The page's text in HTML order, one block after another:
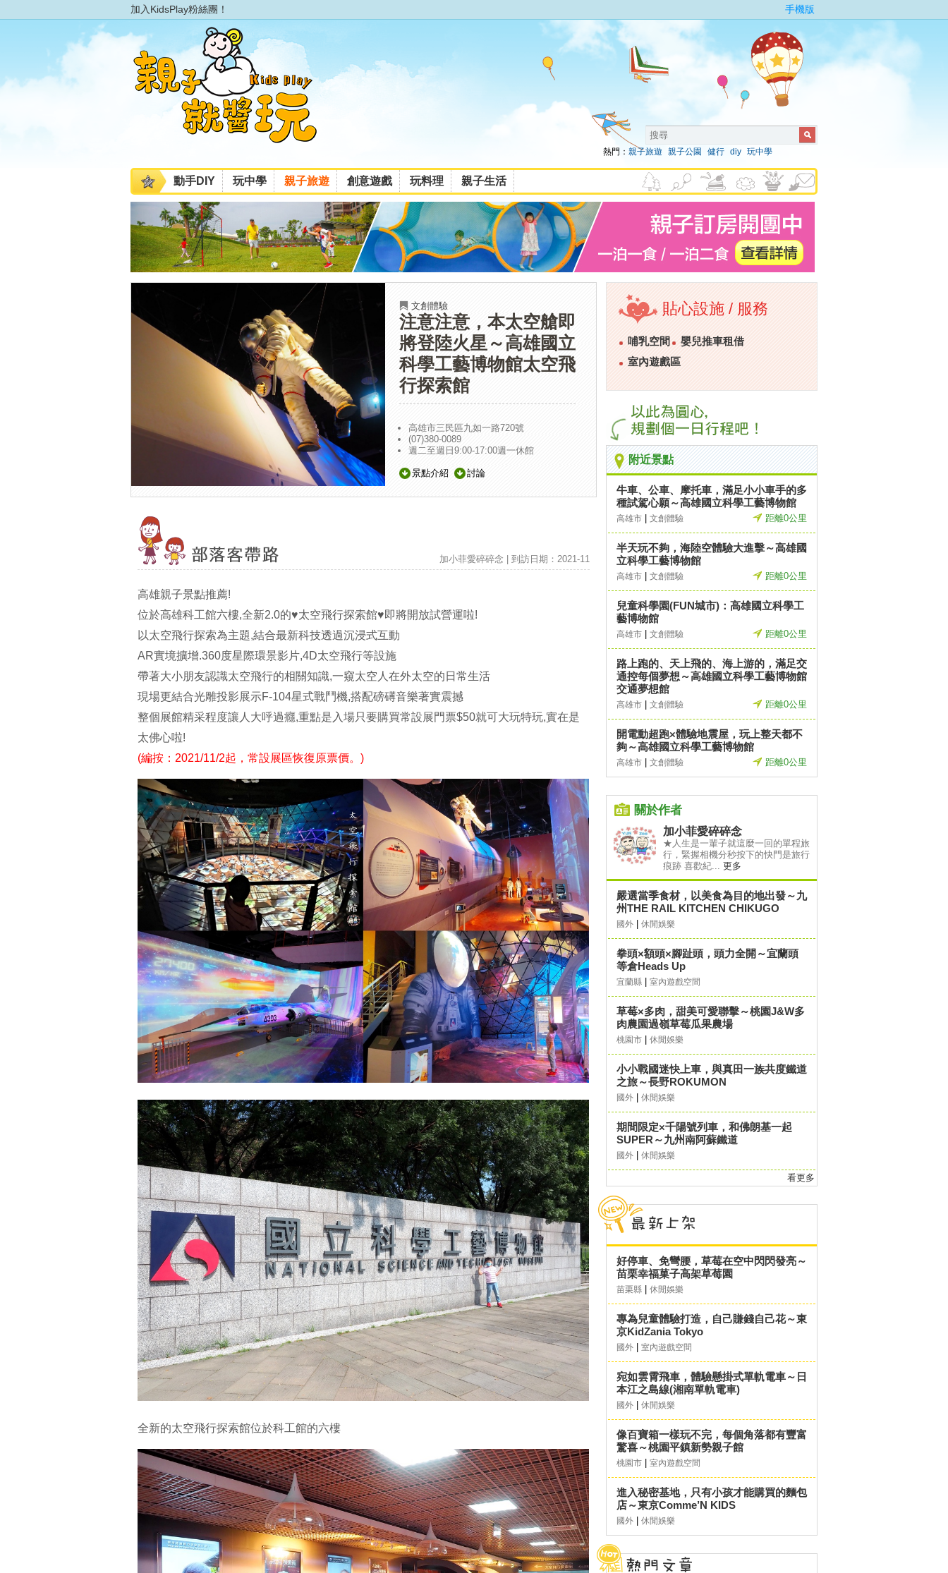
加入KidsPlay粉絲團！ 手機版
熱門： 親子旅遊 親子公園 健行 diy 玩中學
動手DIY 玩中學 親子旅遊 創意遊戲 玩料理 親子生活
文創體驗
注意注意，本太空艙即
將登陸火星～高雄國立
科學工藝博物館太空飛
行探索館
高雄市三民區九如一路720號
(07)380-0089
週二至週日9:00-17:00週一休館
景點介紹 討論
加小菲愛碎碎念 | 到訪日期：2021-11
高雄親子景點推薦!
位於高雄科工館六樓,全新2.0的♥太空飛行探索館♥即將開放試營運啦!
以太空飛行探索為主題,結合最新科技透過沉浸式互動
AR實境擴增.360度星際環景影片,4D太空飛行等設施
帶著大小朋友認識太空飛行的相關知識,一窺太空人在外太空的日常生活
現場更結合光雕投影展示F-104星式戰鬥機,搭配磅礡音樂著實震撼
整個展館精采程度讓人大呼過癮,重點是入場只要購買常設展門票$50就可大玩特玩,實在是
太佛心啦!
(編按：2021/11/2起，常設展區恢復原票價。)
全新的太空飛行探索館位於科工館的六樓
貼心設施 / 服務
哺乳空間
嬰兒推車租借
室內遊戲區
附近景點
牛車、公車、摩托車，滿足小小車手的多
種試駕心願～高雄國立科學工藝博物館
高雄市 文創體驗 距離0公里
半天玩不夠，海陸空體驗大進擊～高雄國
立科學工藝博物館
高雄市 文創體驗 距離0公里
兒童科學園(FUN城市)：高雄國立科學工
藝博物館
高雄市 文創體驗 距離0公里
路上跑的、天上飛的、海上游的，滿足交
通控每個夢想～高雄國立科學工藝博物館
交通夢想館
高雄市 文創體驗 距離0公里
開電動超跑×體驗地震屋，玩上整天都不
夠～高雄國立科學工藝博物館
高雄市 文創體驗 距離0公里
關於作者
加小菲愛碎碎念
★人生是一輩子就這麼一回的單程旅
行，緊握相機分秒按下的快門是旅行
痕跡 喜歡紀... 更多
嚴選當季食材，以美食為目的地出發～九
州THE RAIL KITCHEN CHIKUGO
國外 休閒娛樂
拳頭×額頭×腳趾頭，頭力全開～宜蘭頭
等倉Heads Up
宜蘭縣 室內遊戲空間
草莓×多肉，甜美可愛聯擊～桃園J&W多
肉農園過嶺草莓瓜果農場
桃園市 休閒娛樂
小小戰國迷快上車，與真田一族共度鐵道
之旅～長野ROKUMON
國外 休閒娛樂
期間限定×千陽號列車，和佛朗基一起
SUPER～九州南阿蘇鐵道
國外 休閒娛樂
看更多
好停車、免彎腰，草莓在空中閃閃發亮～
苗栗幸福菓子高架草莓園
苗栗縣 休閒娛樂
專為兒童體驗打造，自己賺錢自己花～東
京KidZania Tokyo
國外 室內遊戲空間
宛如雲霄飛車，體驗懸掛式單軌電車～日
本江之島線(湘南單軌電車)
國外 休閒娛樂
像百寶箱一樣玩不完，每個角落都有豐富
驚喜～桃園平鎮新勢親子館
桃園市 室內遊戲空間
進入秘密基地，只有小孩才能購買的麵包
店～東京Comme’N KIDS
國外 休閒娛樂